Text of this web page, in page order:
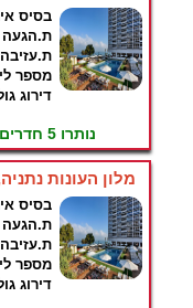
בסיס
ת.הגעה
מספר
דירוג
נותרו 5 חדרים למבצע זה !
מלון העונות נתניה, 1 לילות
בסיס
ת.הגעה
מספר
דירוג